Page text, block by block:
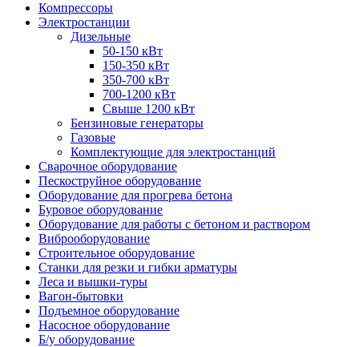
Компрессоры
Электростанции
Дизельные
50-150 кВт
150-350 кВт
350-700 кВт
700-1200 кВт
Свыше 1200 кВт
Бензиновые генераторы
Газовые
Комплектующие для электростанций
Сварочное оборудование
Пескоструйное оборудование
Оборудование для прогрева бетона
Буровое оборудование
Оборудование для работы с бетоном и раствором
Виброоборудование
Строительное оборудование
Станки для резки и гибки арматуры
Леса и вышки-туры
Вагон-бытовки
Подъемное оборудование
Насосное оборудование
Б/у оборудование